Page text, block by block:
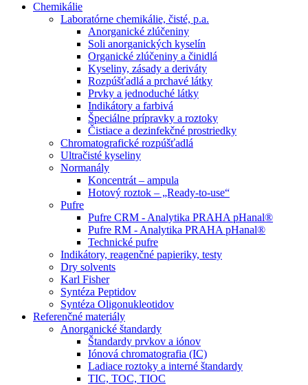
Chemikálie
Laboratórne chemikálie, čisté, p.a.
Anorganické zlúčeniny
Soli anorganických kyselín
Organické zlúčeniny a činidlá
Kyseliny, zásady a deriváty
Rozpúšťadlá a prchavé látky
Prvky a jednoduché látky
Indikátory a farbivá
Špeciálne prípravky a roztoky
Čistiace a dezinfekčné prostriedky
Chromatografické rozpúšťadlá
Ultračisté kyseliny
Normanály
Koncentrát – ampula
Hotový roztok – „Ready-to-use“
Pufre
Pufre CRM - Analytika PRAHA pHanal®
Pufre RM - Analytika PRAHA pHanal®
Technické pufre
Indikátory, reagenčné papieriky, testy
Dry solvents
Karl Fisher
Syntéza Peptidov
Syntéza Oligonukleotidov
Referenčné materiály
Anorganické štandardy
Štandardy prvkov a iónov
Iónová chromatografia (IC)
Ladiace roztoky a interné štandardy
TIC, TOC, TIOC